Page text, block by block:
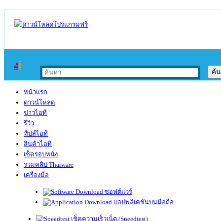
หน้าแรก
ดาวน์โหลด
ข่าวไอที
รีวิว
ทิปส์ไอที
สินค้าไอที
เช็ครอบหนัง
รวมคลิป Thaiware
เครื่องมือ
ซอฟต์แวร์
แอปพลิเคชันบนมือถือ
เช็คความเร็วเน็ต (Speedtest)